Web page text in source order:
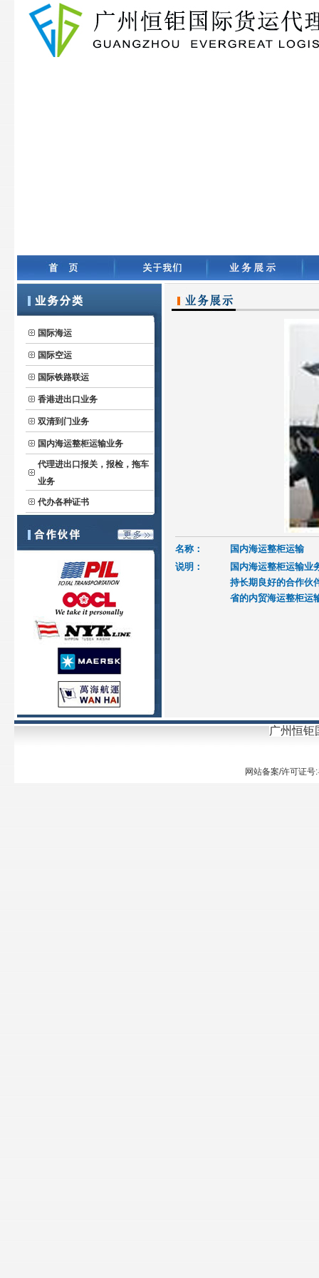
国际海运
国际空运
国际铁路联运
香港进出口业务
双清到门业务
国内海运整柜运输业务
代理进出口报关，报检，拖车
业务
代办各种证书
名称：
国内海运整柜运输
说明：
国内海运整柜运输业
持长期良好的合作伙
省的内贸海运整柜运
广州恒钜
网站备案/许可证号: